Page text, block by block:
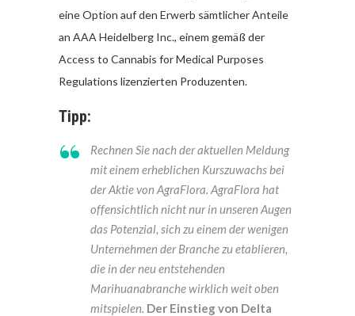
eine Option auf den Erwerb sämtlicher Anteile
an AAA Heidelberg Inc., einem gemäß der
Access to Cannabis for Medical Purposes
Regulations lizenzierten Produzenten.
Tipp:
Rechnen Sie nach der aktuellen Meldung
mit einem erheblichen Kurszuwachs bei
der Aktie von AgraFlora. AgraFlora hat
offensichtlich nicht nur in unseren Augen
das Potenzial, sich zu einem der wenigen
Unternehmen der Branche zu etablieren,
die in der neu entstehenden
Marihuanabranche wirklich weit oben
mitspielen. Der Einstieg von Delta